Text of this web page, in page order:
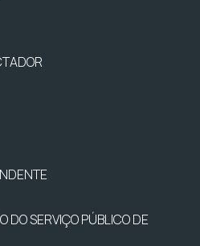
DO SERVIÇO PÚBLICO DE